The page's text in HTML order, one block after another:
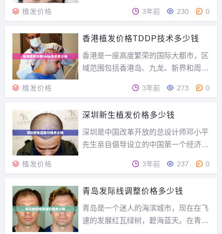
史的文化名城，历代留下来的名胜古迹
钱？成都植发价格tddp技术多少钱国际
上都是按照：植发费用=植发单价*毛囊
单位来计...
植发价格 3年前 230 0
香港植发价格TDDP技术多少钱
香港是一座高度繁荣的国际大都市，区
域范围包括香港岛、九龙、新界和周围
方公里，1997年7月1日，中国政府对
立。那么香港植发价格tddp技术多少
钱？香港植发价格tddp技术多少钱t...
植发价格 3年前 273 0
深圳新生植发价格多少钱
深圳是中国改革开放的总设计师邓小平
先生亲自倡导设立的中国第一个经济特
到一座与香港合作打造世界级大都会的
代化建设的精彩缩影。那么深圳新生植
发价格是多少钱呢？深圳新生植发价格
多少钱全国各大专...
植发价格 3年前 237 0
青岛发际线调整价格多少钱
青岛是一个迷人的海滨城市，现在在飞
速的发展红瓦绿树，碧海蓝天。在青岛